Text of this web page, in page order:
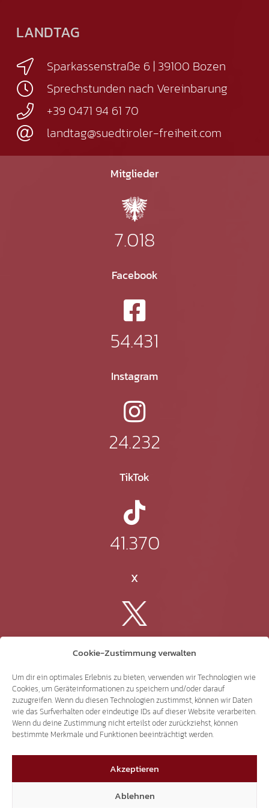
Cookie-Zustimmung verwalten
Um dir ein optimales Erlebnis zu bieten, verwenden wir Technologien wie
Cookies, um Geräteinformationen zu speichern und/oder darauf
zuzugreifen. Wenn du diesen Technologien zustimmst, können wir Daten
wie das Surfverhalten oder eindeutige IDs auf dieser Website verarbeiten.
Wenn du deine Zustimmung nicht erteilst oder zurückziehst, können
bestimmte Merkmale und Funktionen beeinträchtigt werden.
Akzeptieren
Ablehnen
LANDTAG
Sparkassenstraße 6 | 39100 Bozen
Sprechstunden nach Vereinbarung
+39 0471 94 61 70
landtag@suedtiroler-freiheit.com
Mitglieder
7.018
Facebook
54.431
Instagram
24.232
TikTok
41.370
X
3.507
Threads
3.401
YouTube